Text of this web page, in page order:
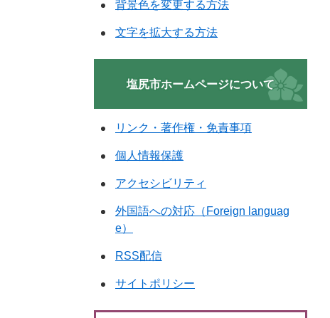
背景色を変更する方法
文字を拡大する方法
塩尻市ホームページについて
リンク・著作権・免責事項
個人情報保護
アクセシビリティ
外国語への対応（Foreign languag
e）
RSS配信
サイトポリシー